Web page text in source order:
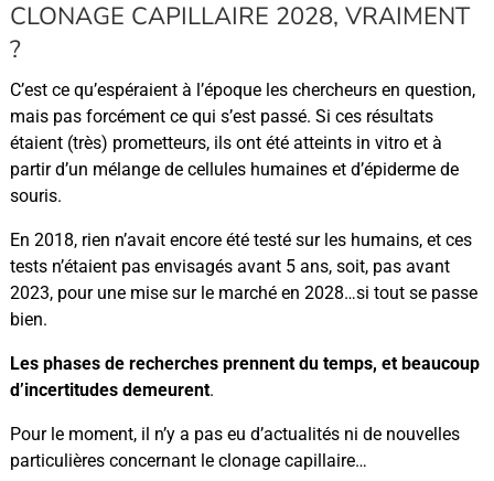
CLONAGE CAPILLAIRE 2028, VRAIMENT
?
C’est ce qu’espéraient à l’époque les chercheurs en question,
mais pas forcément ce qui s’est passé. Si ces résultats
étaient (très) prometteurs, ils ont été atteints in vitro et à
partir d’un mélange de cellules humaines et d’épiderme de
souris.
En 2018, rien n’avait encore été testé sur les humains, et ces
tests n’étaient pas envisagés avant 5 ans, soit, pas avant
2023, pour une mise sur le marché en 2028…si tout se passe
bien.
Les phases de recherches prennent du temps, et beaucoup
d’incertitudes demeurent.
Pour le moment, il n’y a pas eu d’actualités ni de nouvelles
particulières concernant le clonage capillaire…